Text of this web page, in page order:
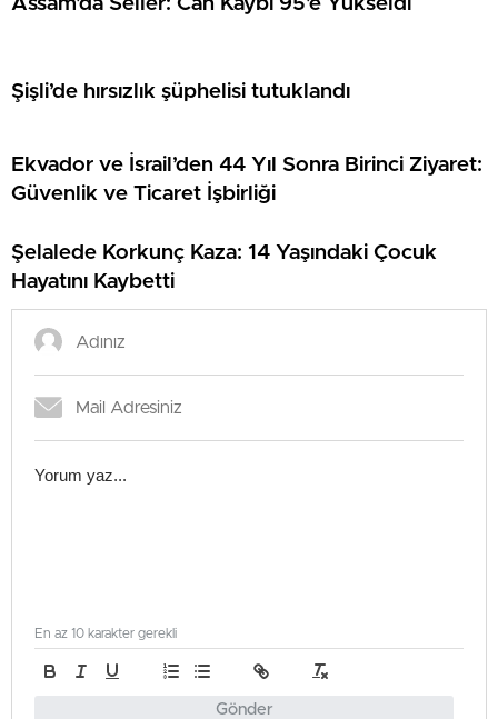
Şişli’de hırsızlık şüphelisi tutuklandı
Ekvador ve İsrail’den 44 Yıl Sonra Birinci Ziyaret:
Güvenlik ve Ticaret İşbirliği
Şelalede Korkunç Kaza: 14 Yaşındaki Çocuk
Hayatını Kaybetti
Gönder
En az 10 karakter gerekli